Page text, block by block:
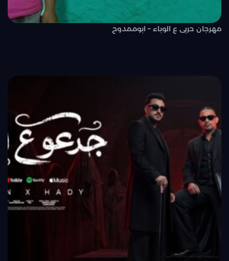
مهرجان حربى ع الوباء – ابوممدوح